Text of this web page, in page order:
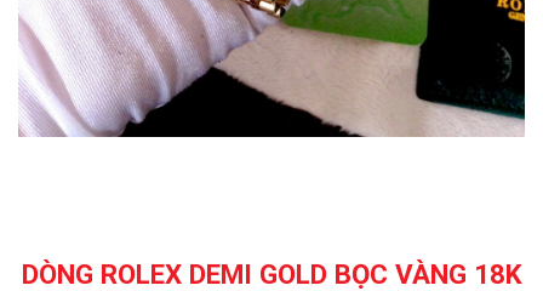
DÒNG ROLEX DEMI GOLD BỌC VÀNG 18K